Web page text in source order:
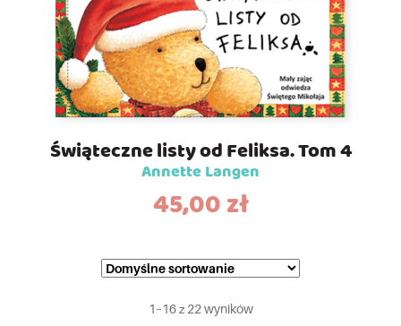
Świąteczne listy od Feliksa. Tom 4
Annette Langen
45,00zł
1–16 z 22 wyników